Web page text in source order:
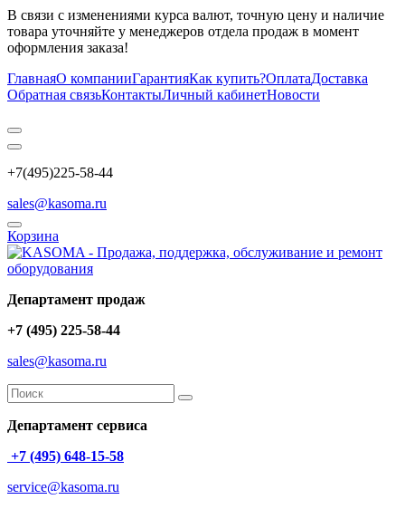
В связи с изменениями курса валют, точную цену и наличие
товара уточняйте у менеджеров отдела продаж в момент
оформления заказа!
ГлавнаяО компанииГарантияКак купить?ОплатаДоставка
Обратная связьКонтактыЛичный кабинетНовости
+7(495)225-58-44
sales@kasoma.ru
Корзина
Департамент продаж
+7 (495) 225-58-44
sales@kasoma.ru
Департамент сервиса
+7 (495) 648-15-58
service@kasoma.ru